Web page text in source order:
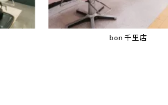
bon 千里店